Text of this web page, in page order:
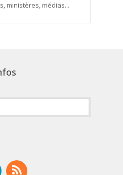
ministères, médias...